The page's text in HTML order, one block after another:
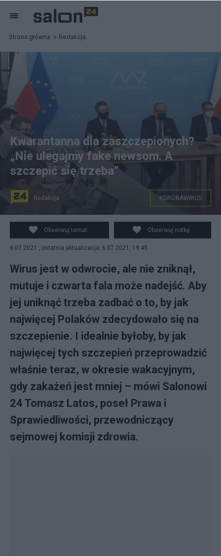
Strona główna Redakcja
W Sejmie spotkał się sztab kryzysowy. Spotkanie
poświęcone było sytuacji epidemicznej w Polsce. Fot.
PAP/Mateusz Marek
Kwarantanna dla zaszczepionych?
„Nie ulegajmy fake newsom. A
szczepić się trzeba”
Redakcja KORONAWIRUS
Obserwuj temat Obserwuj notkę
6.07.2021 , ostatnia aktualizacja: 6.07.2021, 19:45
Wirus jest w odwrocie, ale nie zniknął,
mutuje i czwarta fala może nadejść. Aby
jej uniknąć trzeba zadbać o to, by jak
najwięcej Polaków zdecydowało się na
szczepienie. I idealnie byłoby, by jak
najwięcej tych szczepień przeprowadzić
właśnie teraz, w okresie wakacyjnym,
gdy zakażeń jest mniej – mówi Salonowi
24 Tomasz Latos, poseł Prawa i
Sprawiedliwości, przewodniczący
sejmowej komisji zdrowia.